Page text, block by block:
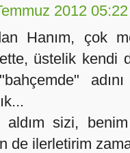
2012 05:22
Hanım, çok
üstelik
sizi,
de ilerletirim